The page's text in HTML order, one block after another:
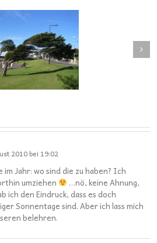
Apple-Entwickler aller
Länder: iOS 7 ante
2010 bei 19:02
im Jahr: wo sind die zu haben? Ich
umziehen
…nö, keine Ahnung,
ich den Eindruck, dass es doch
Sonnentage sind. Aber ich lass mich
belehren.